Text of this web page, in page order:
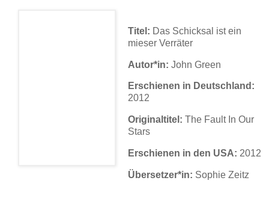
Titel: Das Schicksal ist ein
mieser Verräter
Autor*in: John Green
Erschienen in Deutschland:
2012
Originaltitel: The Fault In Our
Stars
Erschienen in den USA: 2012
Übersetzer*in: Sophie Zeitz